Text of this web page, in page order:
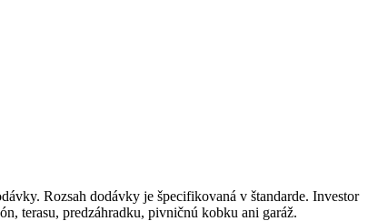
Rozsah dodávky je špecifikovaná v štandarde. Investor
terasu, predzáhradku, pivničnú kobku ani garáž.